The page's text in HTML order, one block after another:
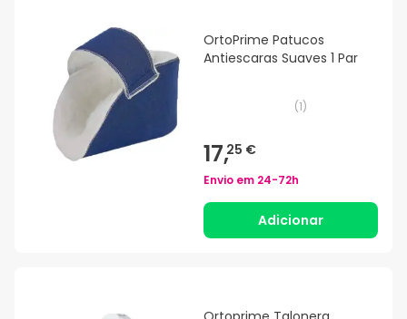
OrtoPrime Patucos
Antiescaras Suaves 1 Par
(1)
17,25 €
Envio em 24-72h
Adicionar